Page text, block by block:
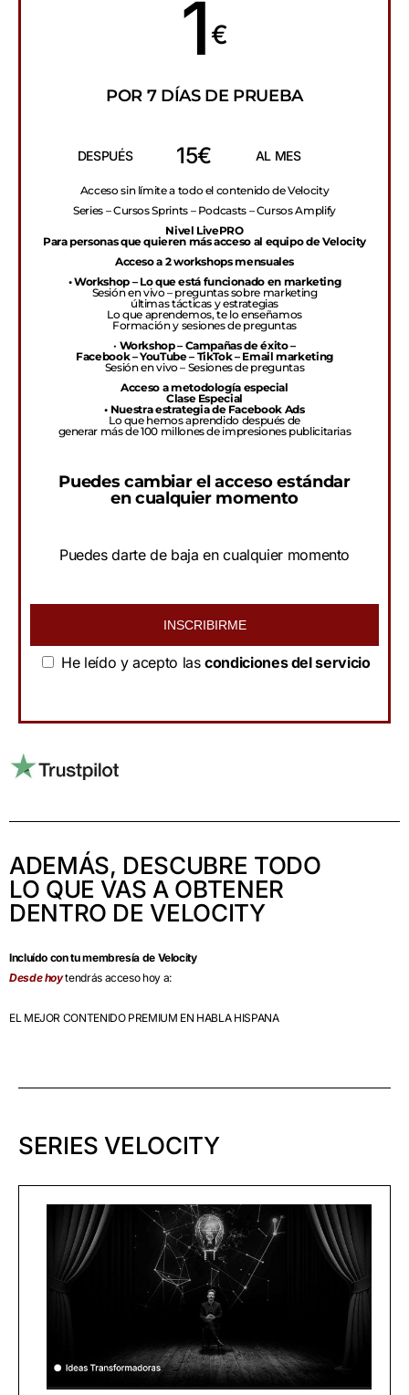
1€
POR 7 DÍAS DE PRUEBA
DESPUÉS 15€ AL MES
Acceso sin límite a todo el contenido de Velocity
Series – Cursos Sprints – Podcasts – Cursos Amplify
Nivel LivePRO
Para personas que quieren más acceso al equipo de Velocity
Acceso a 2 workshops mensuales
• Workshop – Lo que está funcionado en marketing
Sesión en vivo – preguntas sobre marketing
últimas tácticas y estrategias
Lo que aprendemos, te lo enseñamos
Formación y sesiones de preguntas
• Workshop – Campañas de éxito –
Facebook – YouTube – TikTok – Email marketing
Sesión en vivo – Sesiones de preguntas
Acceso a metodología especial
Clase Especial
• Nuestra estrategia de Facebook Ads
Lo que hemos aprendido después de
generar más de 100 millones de impresiones publicitarias
Puedes cambiar el acceso estándar
en cualquier momento
Puedes darte de baja en cualquier momento
INSCRIBIRME
He leído y acepto lascondiciones del servicio
ADEMÁS, DESCUBRE TODO
LO QUE VAS A OBTENER
DENTRO DE VELOCITY
Incluído con tu membresía de Velocity
Desde hoytendrás acceso hoy a:
EL MEJOR CONTENIDO PREMIUM EN HABLA HISPANA
SERIES VELOCITY